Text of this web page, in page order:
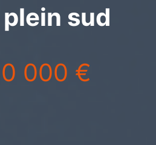
sud
000 €